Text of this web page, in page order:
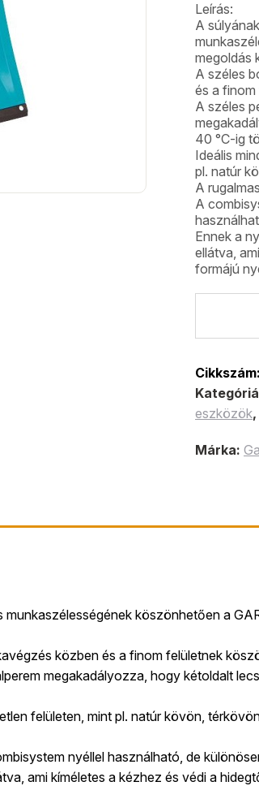
Leírás:
A
megoldás
A széles
és a
A széles
40 °C-ig
Ideális
pl. natúr
A
A
Ennek a
ellátva,
formájú
Cikkszám:
eszközök,
Márka:
köszönhetően a
közben és a finom felületnek
megakadályozza, hogy kétoldalt
felületen, mint pl. natúr kövön,
nyéllel használható, de
ami kíméletes a kézhez és védi a